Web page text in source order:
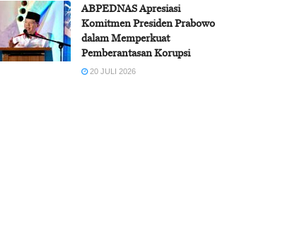
ABPEDNAS Apresiasi
Komitmen Presiden Prabowo
dalam Memperkuat
Pemberantasan Korupsi
20 JULI 2026